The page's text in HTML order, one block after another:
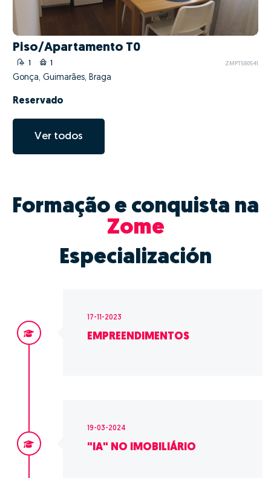
Piso/Apartamento T0
1 1 ZMPT580541
Gonça, Guimarães, Braga
Reservado
Ver todos
Formação e conquista na
Zome
Especialización
17-11-2023
EMPREENDIMENTOS
19-03-2024
"IA" NO IMOBILIÁRIO